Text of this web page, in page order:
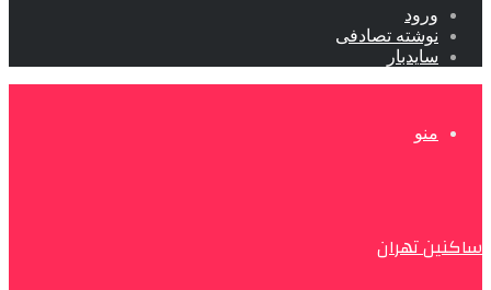
ورود
نوشته تصادفی
سایدبار
منو
ساکنین تهران